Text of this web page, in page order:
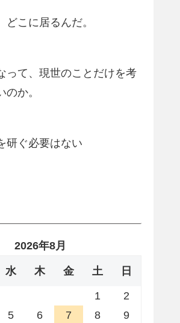
どこに居るんだ。
って、現世のことだけを考
のか。
研ぐ必要はない
2026年8月
水 木 金 土 日
1
2
5 6 7 8
9